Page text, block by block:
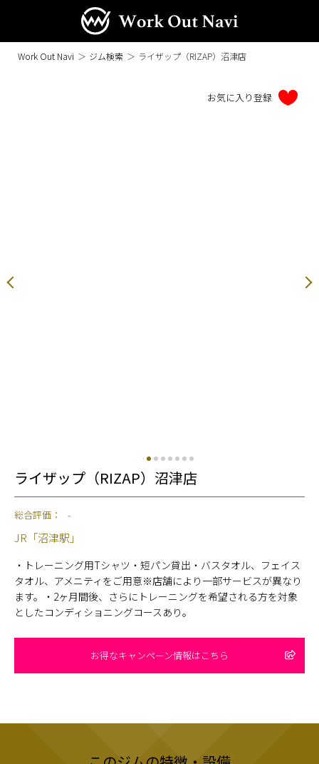
Work Out Navi ＞ ジム検索 ＞ ライザップ（RIZAP）沼津店
ライザップ（RIZAP）沼津店
総合評価： -
JR「沼津駅」
・トレーニング用Tシャツ・短パン貸出・バスタオル、フェイス
タオル、アメニティをご用意※店舗により一部サービスが異なり
ます。・2ヶ月間後、さらにトレーニングを希望される方を対象
としたコンディショニングコースあり。
お得なキャンペーン情報はこちら